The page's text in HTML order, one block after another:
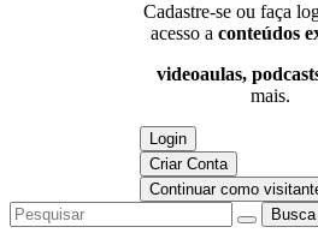
Cadastre-se ou faça
acesso a conteúdos
videoaulas,
mais.
Login
Criar Conta
Continuar como
Busca